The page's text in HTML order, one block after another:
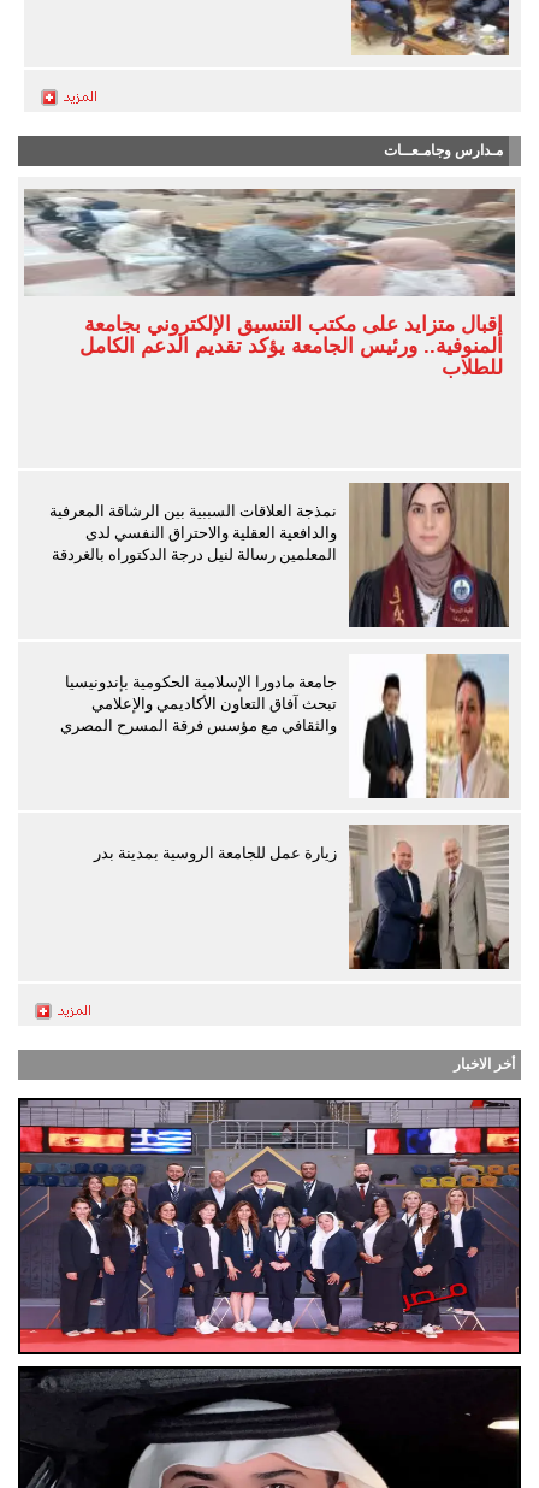
مـدارس وجامـعــات
إقبال متزايد على مكتب التنسيق الإلكتروني بجامعة
المنوفية.. ورئيس الجامعة يؤكد تقديم الدعم الكامل
للطلاب
نمذجة العلاقات السببية بين الرشاقة المعرفية
والدافعية العقلية والاحتراق النفسي لدى
المعلمين رسالة لنيل درجة الدكتوراه بالغردقة
جامعة مادورا الإسلامية الحكومية بإندونيسيا
تبحث آفاق التعاون الأكاديمي والإعلامي
والثقافي مع مؤسس فرقة المسرح المصري
زيارة عمل للجامعة الروسية بمدينة بدر
أخر الاخبار